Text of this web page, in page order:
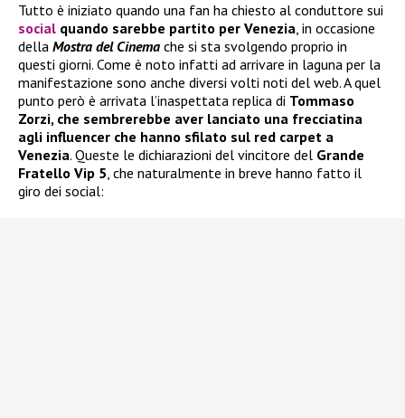
Tutto è iniziato quando una fan ha chiesto al conduttore sui
social quando sarebbe partito per Venezia, in occasione
della Mostra del Cinema che si sta svolgendo proprio in
questi giorni. Come è noto infatti ad arrivare in laguna per la
manifestazione sono anche diversi volti noti del web. A quel
punto però è arrivata l’inaspettata replica di Tommaso
Zorzi, che sembrerebbe aver lanciato una frecciatina
agli influencer che hanno sfilato sul red carpet a
Venezia. Queste le dichiarazioni del vincitore del Grande
Fratello Vip 5, che naturalmente in breve hanno fatto il
giro dei social: